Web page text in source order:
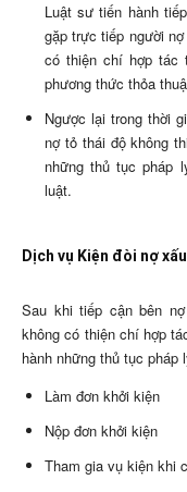
Luật sư tiến hành
gặp trực tiếp người
có thiện chí hợp tác
phương thức thỏa
Ngược lại trong thời
nợ tỏ thái độ không
những thủ tục pháp
luật.
Dịch vụ Kiện đòi nợ
Sau khi tiếp cận bên
không có thiện chí hợp
hành những thủ tục pháp
Làm đơn khởi kiện
Nộp đơn khởi kiện
Tham gia vụ kiện khi